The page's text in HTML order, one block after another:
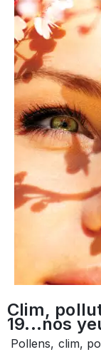
Clim,
19...nos
Pollens, clim,